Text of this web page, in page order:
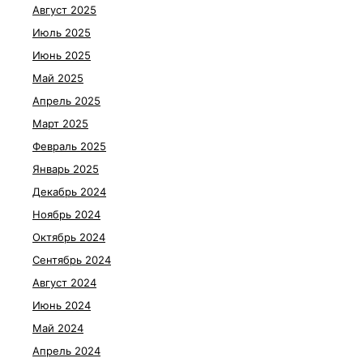
Август 2025
Июль 2025
Июнь 2025
Май 2025
Апрель 2025
Март 2025
Февраль 2025
Январь 2025
Декабрь 2024
Ноябрь 2024
Октябрь 2024
Сентябрь 2024
Август 2024
Июнь 2024
Май 2024
Апрель 2024